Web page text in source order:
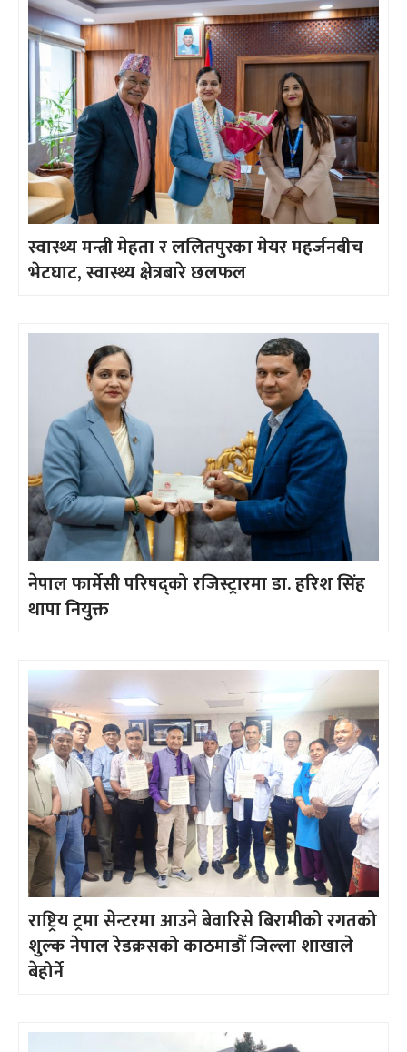
स्वास्थ्य मन्त्री मेहता र ललितपुरका मेयर महर्जनबीच
भेटघाट, स्वास्थ्य क्षेत्रबारे छलफल
नेपाल फार्मेसी परिषद्को रजिस्ट्रारमा डा. हरिश सिंह
थापा नियुक्त
राष्ट्रिय ट्रमा सेन्टरमा आउने बेवारिसे बिरामीको रगतको
शुल्क नेपाल रेडक्रसको काठमाडौँ जिल्ला शाखाले
बेहोर्ने